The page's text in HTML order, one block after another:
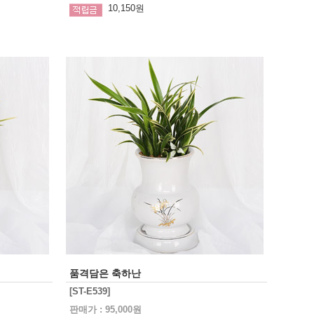
10,150원
품격담은 축하난
[ST-E539]
판매가 : 95,000원